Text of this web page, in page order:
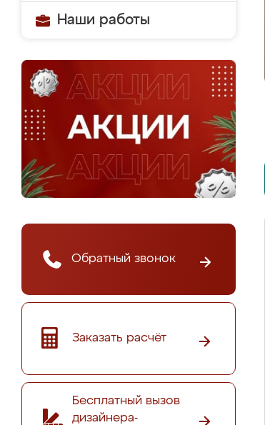
Наши работы
Обратный звонок
Заказать расчёт
Бесплатный вызов
дизайнера-